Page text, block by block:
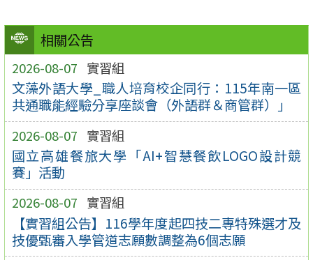
相關公告
2026-08-07 實習組
文藻外語大學_職人培育校企同行：115年南一區
共通職能經驗分享座談會（外語群＆商管群）」
2026-08-07 實習組
國立高雄餐旅大學「AI+智慧餐飲LOGO設計競
賽」活動
2026-08-07 實習組
【實習組公告】116學年度起四技二專特殊選才及
技優甄審入學管道志願數調整為6個志願